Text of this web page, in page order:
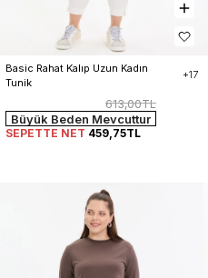
Basic Rahat Kalıp Uzun Kadın
Tunik
+17
613,00TL
Büyük Beden Mevcuttur
SEPETTE NET 459,75TL